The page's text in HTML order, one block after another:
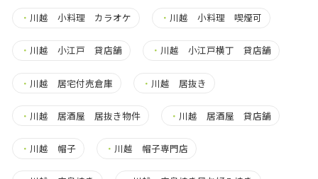
・ 川越 小料理 カラオケ ・ 川越 小料理 喫煙可
・ 川越 小江戸 貸店舗 ・ 川越 小江戸横丁 貸店舗
・ 川越 居宅付売倉庫 ・ 川越 居抜き
・ 川越 居酒屋 居抜き物件 ・ 川越 居酒屋 貸店舗
・ 川越 帽子 ・ 川越 帽子専門店